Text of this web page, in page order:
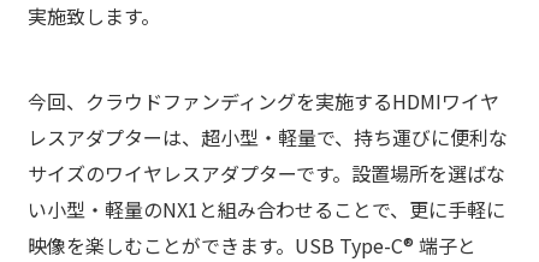
実施致します。
今回、クラウドファンディングを実施するHDMIワイヤ
レスアダプターは、超小型・軽量で、持ち運びに便利な
サイズのワイヤレスアダプターです。設置場所を選ばな
い小型・軽量のNX1と組み合わせることで、更に手軽に
映像を楽しむことができます。USB Type-C® 端子と